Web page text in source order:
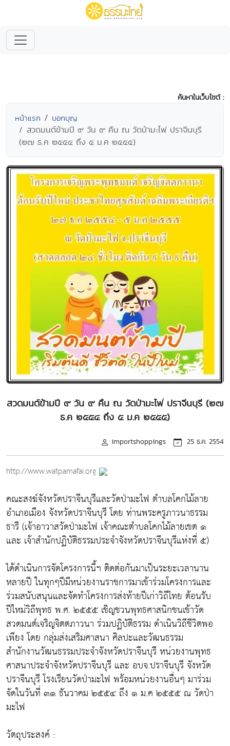
ค้นหาในเว็บไซต์ :
หน้าแรก บอกบุญ
สวดมนต์ข้ามปี ๙ วัน ๙ คืน ณ วัดป่ามะไฟ ปราจีนบุรี
(๒๗ ธ.ค ๒๕๕๔ ถึง ๕ ม.ค ๒๕๕๕)
สวดมนต์ข้ามปี ๙ วัน ๙ คืน ณ วัดป่ามะไฟ ปราจีนบุรี (๒๗
ธ.ค ๒๕๕๔ ถึง ๕ ม.ค ๒๕๕๕)
importshoppings 25 ธ.ค. 2554
http://www.watpamafai.org
คณะสงฆ์จังหวัดปราจีนบุรีและวัดป่ามะไฟ ตำบลโคกไม้ลาย
อำเภอเมือง จังหวัดปราจีนบุรี โดย ท่านพระครูภาวนาธรรม
ธารี (เจ้าอาวาสวัดป่ามะไฟ เจ้าคณะตำบลโคกไม้ลายเขต ๑
และ เจ้าสำนักปฏิบัติธรรมประจำจังหวัดปราจีนบุรีแห่งที่ ๕)
ได้ดำเนินการจัดโครงการนี้ฯ ติดต่อกันมาเป็นระยะเวลานาน
หลายปี ในทุกๆปีมีหน่วยงานราชการมาเข้าร่วมโครงการและ
ร่วมสนับสนุนและจัดทำโครงการส่งท้ายปีเก่าวิถีไทย ต้อนรับ
ปีใหม่วิถีพุทธ พ.ศ. ๒๕๕๕ เชิญชวนพุทธศาสนิกชนเข้าวัด
สวดมนต์เจริญจิตตภาวนา ร่วมปฏิบัติธรรม ดำเนินวิถีชีวิตพอ
เพียง โดย กลุ่มส่งเสริมศาสนา ศิลปะและวัฒนธรรม
สำนักงานวัฒนธรรมประจำจังหวัดปราจีนบุรี หน่วยงานพุทธ
ศาสนาประจำจังหวัดปราจีนบุรี และ อบจ.ปราจีนบุรี จังหวัด
ปราจีนบุรี โรงเรียนวัดป่ามะไฟ พร้อมหน่วยงานอื่นๆ มาร่วม
จัดในวันที่ ๓๑ ธันวาคม ๒๕๕๔ ถึง ๑ ม.ค ๒๕๕๕ ณ วัดป่า
มะไฟ
วัตถุประสงค์ :